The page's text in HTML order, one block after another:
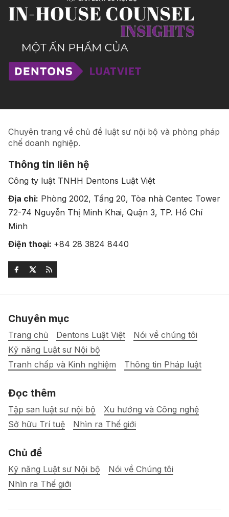
Chuyên trang về chủ đề luật sư nội bộ và phòng pháp
chế doanh nghiệp.
Thông tin liên hệ
Công ty luật TNHH Dentons Luật Việt
Địa chỉ: Phòng 2002, Tầng 20, Tòa nhà Centec Tower
72-74 Nguyễn Thị Minh Khai, Quận 3, TP. Hồ Chí
Minh
Điện thoại: +84 28 3824 8440
Chuyên mục
Trang chủ Dentons Luật Việt
Nói về chúng tôi
Kỹ năng Luật sư Nội bộ
Tranh chấp và Kinh nghiệm
Thông tin Pháp luật
Đọc thêm
Tập san luật sư nội bộ
Xu hướng và Công nghệ
Sở hữu Trí tuệ
Nhìn ra Thế giới
Chủ đề
Kỹ năng Luật sư Nội bộ
Nói về Chúng tôi
Nhìn ra Thế giới